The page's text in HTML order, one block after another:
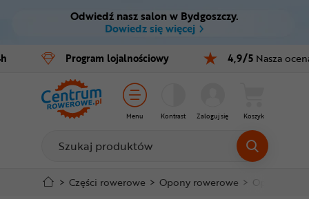
Ctrl M
Menu główne
Informacje o produkcie
Do koszyka
Szczegółowe informacje
Odwiedź nasz salon w Bydgoszczy.
Dowiedz się więcej
Program lojalnościowy 4,9/5 Nasza
Menu Kontrast Zaloguj się Koszyk
Rowery
E-bike
Części
Akcesoria
Odzież
> Części rowerowe > Opony rowerowe > Opony 28"